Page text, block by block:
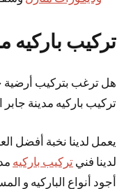
تركيب باركيه
هل ترغب بتركيب أرضية
تركيب باركيه مدينة جابر
يعمل لدينا نخبة أفضل
لدينا فني تركيب باركيه
أجود أنواع الباركيه و